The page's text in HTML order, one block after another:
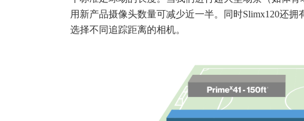
用新产品摄像头数量可减少近一半。同时Slimx120还拥
选择不同追踪距离的相机。